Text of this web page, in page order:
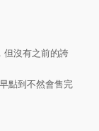
但沒有之前的誇
點到不然會售完